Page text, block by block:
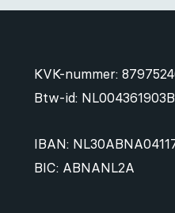
KVK-nummer:
Btw-id:
IBAN:
BIC: ABNANL2A